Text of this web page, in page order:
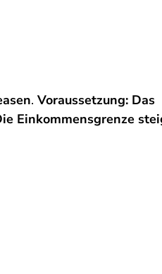
. Voraussetzung: Das
Einkommensgrenze